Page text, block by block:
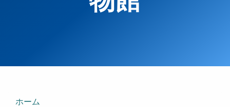
ホーム